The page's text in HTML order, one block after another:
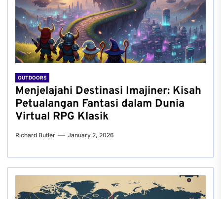
OUTDOORS
Menjelajahi Destinasi Imajiner: Kisah
Petualangan Fantasi dalam Dunia
Virtual RPG Klasik
Richard Butler January 2, 2026